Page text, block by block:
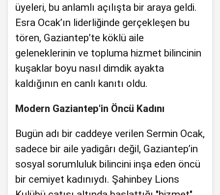
üyeleri, bu anlamlı açılışta bir araya geldi.
Esra Ocak’ın liderliğinde gerçekleşen bu
tören, Gaziantep’te köklü aile
geleneklerinin ve topluma hizmet bilincinin
kuşaklar boyu nasıl dimdik ayakta
kaldığının en canlı kanıtı oldu.
Modern Gaziantep'in Öncü Kadını
Bugün adı bir caddeye verilen Sermin Ocak,
sadece bir aile yadigârı değil, Gaziantep’in
sosyal sorumluluk bilincini inşa eden öncü
bir cemiyet kadınıydı. Şahinbey Lions